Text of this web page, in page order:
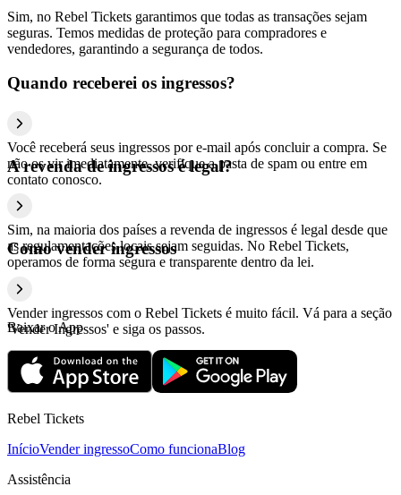
Sim, no Rebel Tickets garantimos que todas as transações sejam
seguras. Temos medidas de proteção para compradores e
vendedores, garantindo a segurança de todos.
Quando receberei os ingressos?
Você receberá seus ingressos por e-mail após concluir a compra. Se
não os vir imediatamente, verifique a pasta de spam ou entre em
contato conosco.
A revenda de ingressos é legal?
Sim, na maioria dos países a revenda de ingressos é legal desde que
as regulamentações locais sejam seguidas. No Rebel Tickets,
operamos de forma segura e transparente dentro da lei.
Como vender ingressos
Vender ingressos com o Rebel Tickets é muito fácil. Vá para a seção
'Vender Ingressos' e siga os passos.
Baixar o App
Rebel Tickets
InícioVender ingressoComo funcionaBlog
Assistência